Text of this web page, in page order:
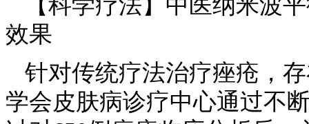
效果
针对传统疗法治疗痤疮，
学会皮肤病诊疗中心通过不